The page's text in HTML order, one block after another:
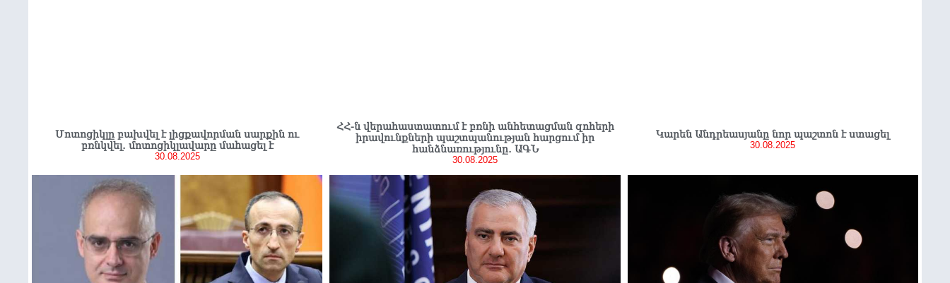
Մոտոցիկլը բախվել է լիցքավորման սարքին ու
բռնկվել․ մոտոցիկլավարը մաhացել է
30.08.2025
ՀՀ-ն վերահաստատում է բռնի անհետացման զոհերի
իրավունքների պաշտպանության հարցում իր
հանձնառությունը․ ԱԳՆ
30.08.2025
Կարեն Անդրեասյանը նոր պաշտոն է ստացել
30.08.2025